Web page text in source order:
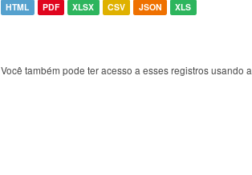
HTML PDF XLSX CSV JSON XLS
Você também pode ter acesso a esses registros usando a